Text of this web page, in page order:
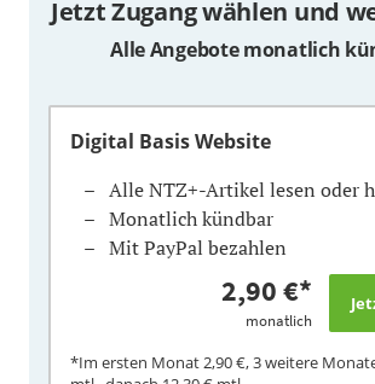
Jetzt Zugang wählen und
Alle Angebote monatlich
Digital Basis Website
Alle NTZ+-Artikel lesen oder
Monatlich kündbar
Mit PayPal bezahlen
2,90 €*
monatlich
*Im ersten Monat2,90 €, 3 weitere